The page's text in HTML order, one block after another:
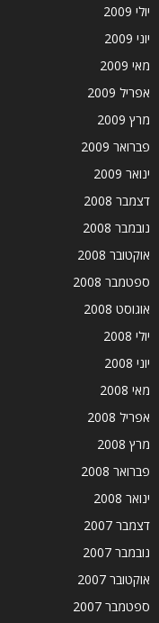
יולי 2009
יוני 2009
מאי 2009
אפריל 2009
מרץ 2009
פברואר 2009
ינואר 2009
דצמבר 2008
נובמבר 2008
אוקטובר 2008
ספטמבר 2008
אוגוסט 2008
יולי 2008
יוני 2008
מאי 2008
אפריל 2008
מרץ 2008
פברואר 2008
ינואר 2008
דצמבר 2007
נובמבר 2007
אוקטובר 2007
ספטמבר 2007